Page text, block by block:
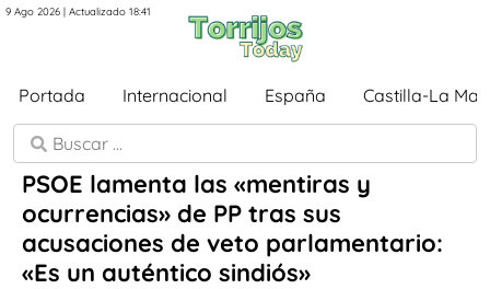
9 Ago 2026 | Actualizado 18:41
Portada Internacional España Castilla-La
PSOE lamenta las «mentiras y
ocurrencias» de PP tras sus
acusaciones de veto parlamentario:
«Es un auténtico sindiós»